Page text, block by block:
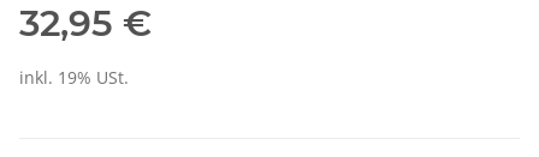
32,95 €
inkl. 19% USt.